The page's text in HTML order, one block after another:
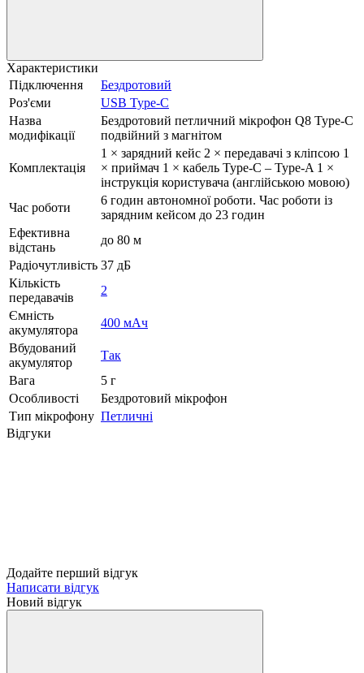
Характеристики
Підключення
Бездротовий
Роз'єми
USB Type-C
Назва
модифікації
Бездротовий петличний мікрофон Q8 Type-C
подвійний з магнітом
Комплектація
1 × зарядний кейс 2 × передавачі з кліпсою 1
× приймач 1 × кабель Type-C – Type-A 1 ×
інструкція користувача (англійською мовою)
Час роботи
6 годин автономної роботи. Час роботи із
зарядним кейсом до 23 годин
Ефективна
відстань
до 80 м
Радіочутливість 37 дБ
Кількість
передавачів
2
Ємність
акумулятора
400 мАч
Вбудований
акумулятор
Так
Вага
5 г
Особливості
Бездротовий мікрофон
Тип мікрофону Петличні
Відгуки
Додайте перший відгук
Написати відгук
Новий відгук